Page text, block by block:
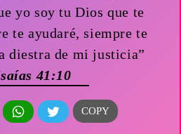
yo soy tu Dios que te
te ayudaré, siempre te
diestra de mi justicia”
41:10